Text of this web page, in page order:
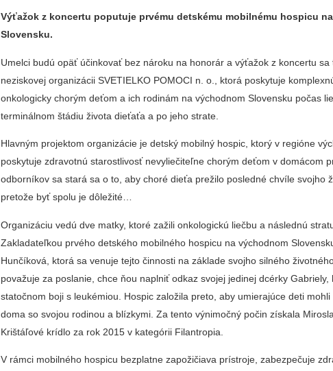
Výťažok z koncertu poputuje prvému detskému mobilnému hospicu
Slovensku.
Umelci budú opäť účinkovať bez nároku na honorár a výťažok z koncertu sa
neziskovej organizácii SVETIELKO POMOCI n. o., ktorá poskytuje
onkologicky chorým deťom a ich rodinám na východnom Slovensku počas
terminálnom štádiu života dieťaťa a po jeho strate.
Hlavným projektom organizácie je detský mobilný hospic, ktorý v regióne
poskytuje zdravotnú starostlivosť nevyliečiteľne chorým deťom v domácom
odborníkov sa stará sa o to, aby choré dieťa prežilo posledné chvíle svojho
pretože byť spolu je dôležité…
Organizáciu vedú dve matky, ktoré zažili onkologickú liečbu a následnú
Zakladateľkou prvého detského mobilného hospicu na východnom
Hunčíková, ktorá sa venuje tejto činnosti na základe svojho silného
považuje za poslanie, chce ňou naplniť odkaz svojej jedinej dcérky Gabriely,
statočnom boji s leukémiou. Hospic založila preto, aby umierajúce deti
doma so svojou rodinou a blízkymi. Za tento výnimočný počin získala
Krištáľové krídlo za rok 2015 v kategórii Filantropia.
V rámci mobilného hospicu bezplatne zapožičiava prístroje, zabezpečuje